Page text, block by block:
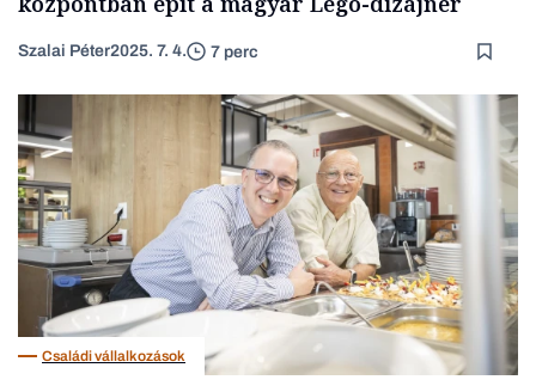
Szalai Péter2025. 7. 4. 7 perc
Családi vállalkozások